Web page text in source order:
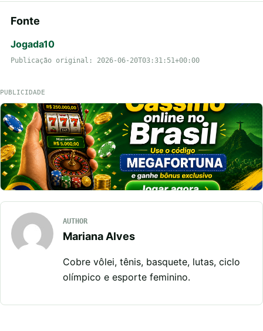
Fonte
Jogada10
Publicação original: 2026-06-20T03:31:51+00:00
PUBLICIDADE
AUTHOR
Mariana Alves
Cobre vôlei, tênis, basquete, lutas, ciclo
olímpico e esporte feminino.